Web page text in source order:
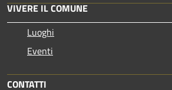
VIVERE IL COMUNE
Luoghi
Eventi
CONTATTI